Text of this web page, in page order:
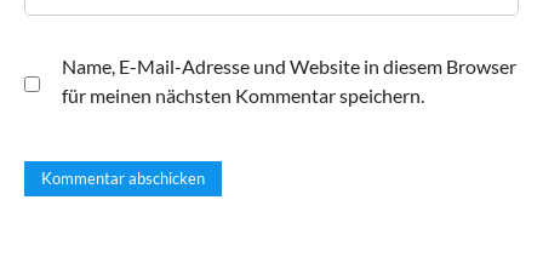
Name, E-Mail-Adresse und Website in diesem Browser
für meinen nächsten Kommentar speichern.